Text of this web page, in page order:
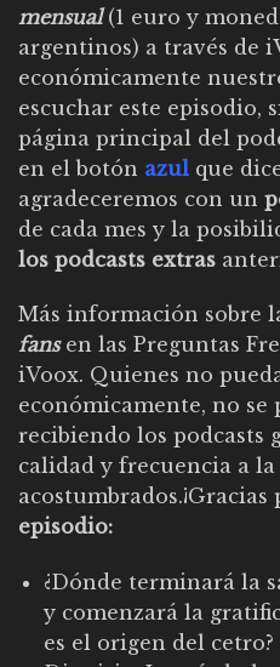
mensual(1 euro y
argentinos) a través de
económicamente
escuchar este episodio,
página principal del
en el botón azul que
agradeceremos con un
de cada mes y la
los podcasts extras
Más información sobre
fansen las Preguntas
iVoox. Quienes no
económicamente, no se
recibiendo los podcasts
calidad y frecuencia a la
acostumbrados.¡Gracias
episodio:
¿Dónde terminará la
y comenzará la
es el origen del